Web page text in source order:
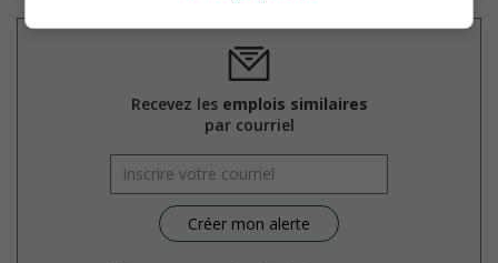
Recevez les emplois similaires
par courriel